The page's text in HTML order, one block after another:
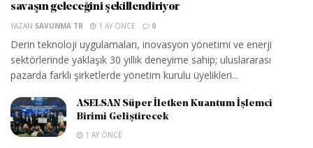
savaşın geleceğini şekillendiriyor
YAZAN SAVUNMA TR 1 AY ÖNCE 0
Derin teknoloji uygulamaları, inovasyon yönetimi ve enerji
sektörlerinde yaklaşık 30 yıllık deneyime sahip; uluslararası
pazarda farklı şirketlerde yönetim kurulu üyelikleri...
ASELSAN Süper İletken Kuantum İşlemci
Birimi Geliştirecek
1 AY ÖNCE